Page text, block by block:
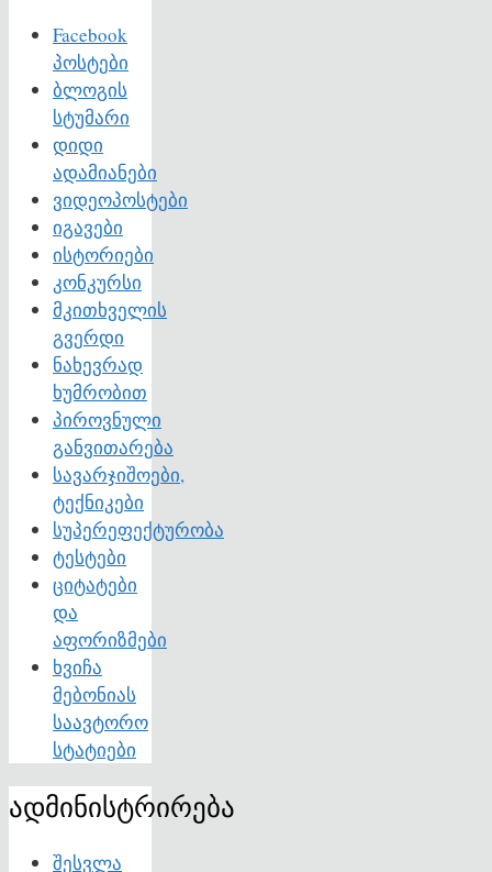
Facebook
პოსტები
ბლოგის
სტუმარი
დიდი
ადამიანები
ვიდეოპოსტები
იგავები
ისტორიები
კონკურსი
მკითხველის
გვერდი
ნახევრად
ხუმრობით
პიროვნული
განვითარება
სავარჯიშოები,
ტექნიკები
სუპერეფექტურობა
ტესტები
ციტატები
და
აფორიზმები
ხვიჩა
მებონიას
საავტორო
სტატიები
ადმინისტრირება
შესვლა